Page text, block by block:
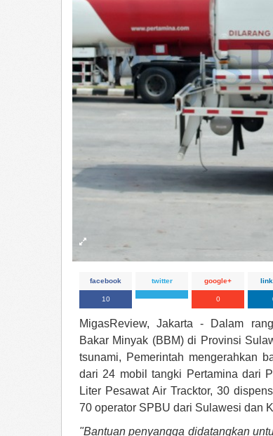
facebook
10
twitter google+
0
MigasReview, Jakarta - Dalam
Bakar Minyak (BBM) di Provinsi
tsunami, Pemerintah mengerahkan
dari 24 mobil tangki Pertamina dari
Liter Pesawat Air Tracktor, 30
70 operator SPBU dari Sulawesi dan
"Bantuan penyangga didatangkan